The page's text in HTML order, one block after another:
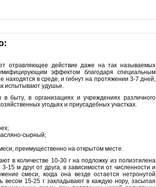
отравляющее действие даже на так называемых
эффектом благодаря специальным
в среде, и гибнут на протяжении 3-7 дней,
испытывают удушье.
быту, в организациях и учреждениях различного
угодьях и приусадебных участках.
сырный;
преимущественно на открытом месте.
в количестве 10-30 г на подложку из полиэтилена
м друг от друга, в зависимости от численности и
смеси, когда она везде остается нетронутой
весом 15-25 г закладывают в каждую нору, засыпая